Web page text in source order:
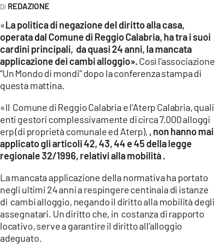
LaC
Network
LACPLAY.IT
LACTV.IT
LACONAIR.IT
LACITYMAG.IT
ILREGGINO.IT
COSENZACHANNEL.IT
CATANZAROCHANNEL.IT
LACAPITALENEWS.IT
App
REDAZIONE
«La politica di negazione del diritto alla casa,
operata dal Comune di Reggio Calabria, ha tra i suoi
cardini principali, da quasi 24 anni, la mancata
applicazione dei cambi alloggio». Così l’associazione
“Un Mondo di mondi” dopo la conferenza stampa di
questa mattina.
«Il Comune di Reggio Calabria e l’Aterp Calabria, quali
enti gestori complessivamente di circa 7.000 alloggi
erp (di proprietà comunale ed Aterp), , non hanno mai
applicato gli articoli 42, 43, 44 e 45 della legge
regionale 32/1996, relativi alla mobilità .
La mancata applicazione della normativa ha portato
negli ultimi 24 anni a respingere centinaia di istanze
di cambi alloggio, negando il diritto alla mobilità degli
assegnatari. Un diritto che, in costanza di rapporto
locativo, serve a garantire il diritto all’alloggio
adeguato.